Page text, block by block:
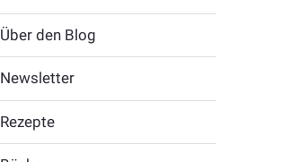
Über den Blog
Newsletter
Rezepte